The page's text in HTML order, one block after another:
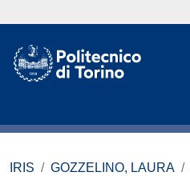
IRIS GOZZELINO, LAURA